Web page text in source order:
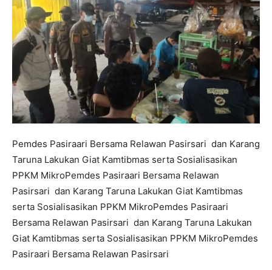
Pemdes Pasiraari Bersama Relawan Pasirsari dan Karang
Taruna Lakukan Giat Kamtibmas serta Sosialisasikan
PPKM MikroPemdes Pasiraari Bersama Relawan
Pasirsari dan Karang Taruna Lakukan Giat Kamtibmas
serta Sosialisasikan PPKM MikroPemdes Pasiraari
Bersama Relawan Pasirsari dan Karang Taruna Lakukan
Giat Kamtibmas serta Sosialisasikan PPKM MikroPemdes
Pasiraari Bersama Relawan Pasirsari